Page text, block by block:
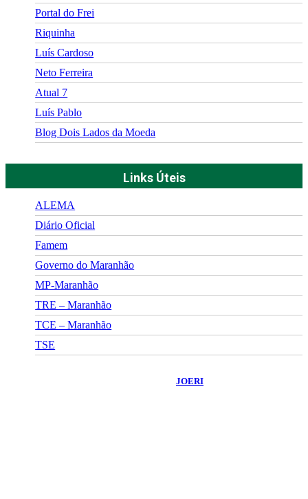
Portal do Frei
Riquinha
Luís Cardoso
Neto Ferreira
Atual 7
Luís Pablo
Blog Dois Lados da Moeda
Links Úteis
ALEMA
Diário Oficial
Famem
Governo do Maranhão
MP-Maranhão
TRE – Maranhão
TCE – Maranhão
TSE
JOERI